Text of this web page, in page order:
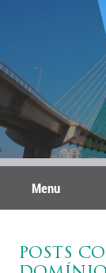
Menu
POSTS